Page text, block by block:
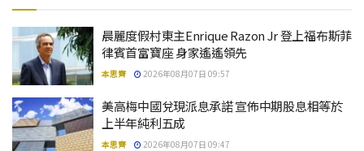
晨麗度假村東主Enrique Razon Jr 登上福布斯菲
律賓首富寶座 身家遙遙領先
本思齊 2026年08月07日 09:57
美高梅中國兌現派息承諾 宣佈中期股息相等於
上半年純利五成
本思齊 2026年08月07日 09:47